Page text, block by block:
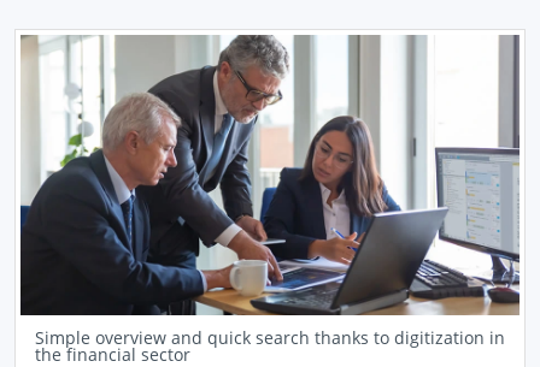
Simple overview and quick search thanks to digitization in
the financial sector